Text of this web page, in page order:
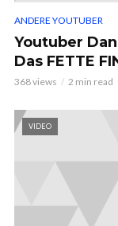
ANDERE YOUTUBER
Youtuber
Das FETTE
368 views 2 min read
VIDEO